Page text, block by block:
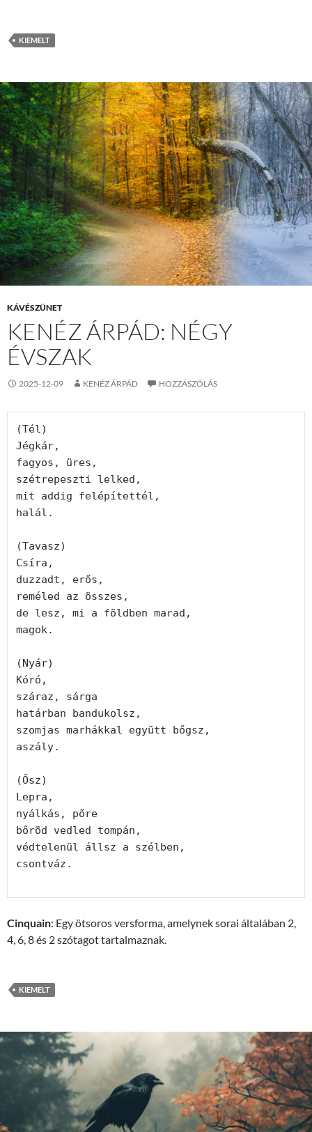
KIEMELT
KÁVÉSZÜNET
KENÉZ ÁRPÁD: NÉGY
ÉVSZAK
2025-12-09 KENÉZ ÁRPÁD HOZZÁSZÓLÁS
(Tél)
Jégkár,
fagyos, üres,
szétrepeszti lelked,
mit addig felépítettél,
halál.
(Tavasz)
Csíra,
duzzadt, erős,
reméled az összes,
de lesz, mi a földben marad,
magok.
(Nyár)
Kóró,
száraz, sárga
határban bandukolsz,
szomjas marhákkal együtt bőgsz,
aszály.
(Ősz)
Lepra,
nyálkás, pőre
bőröd vedled tompán,
védtelenül állsz a szélben,
csontváz.
Cinquain: Egy ötsoros versforma, amelynek sorai általában 2,
4, 6, 8 és 2 szótagot tartalmaznak.
KIEMELT